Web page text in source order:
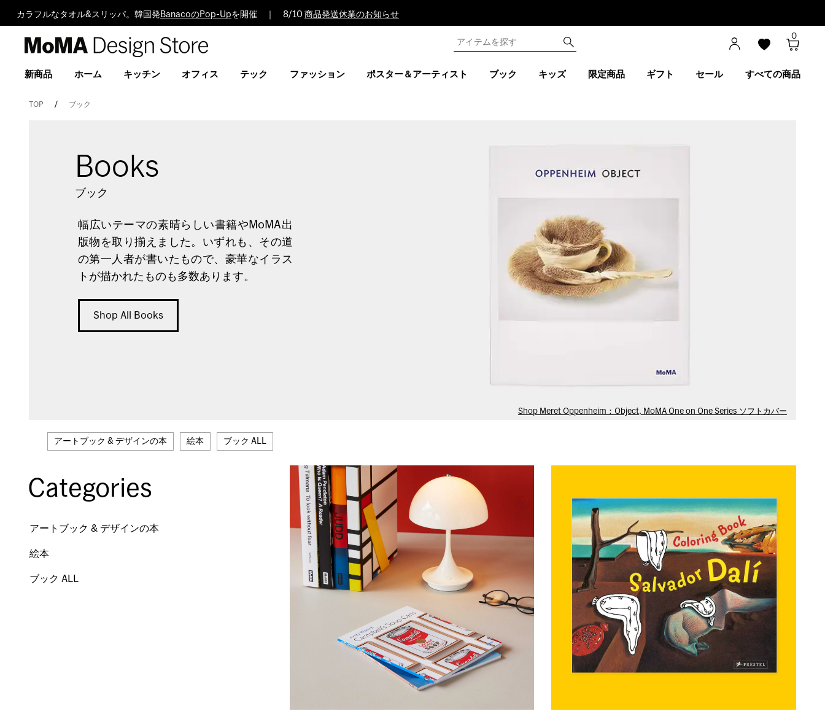
カラフルなタオル&スリッパ。韓国発 BanacoのPop-Upを開催 ｜ 8/10 商品発送休業のお知らせ
Design
0
新商品 ホーム キッチン オフィス テック ファッション ポスター＆アーティスト ブック キッズ 限定商品 ギフト セール すべての商品
TOP ブック
Books
ブック
幅広いテーマの素晴らしい書籍やMoMA出
版物を取り揃えました。いずれも、その道
の第一人者が書いたもので、豪華なイラス
トが描かれたものも多数あります。
Shop All Books
Shop Meret Oppenheim：Object, MoMA One on One Series ソフトカバー
アートブック & デザインの本 絵本 ブック ALL
Categories
アートブック & デザインの本
絵本
ブック ALL